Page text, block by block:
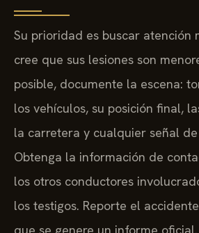
Su prioridad es buscar atención
cree que sus lesiones son
posible, documente la escena:
los vehículos, su posición final,
la carretera y cualquier señal
Obtenga la información de
los otros conductores
los testigos. Reporte el
que se genere un informe